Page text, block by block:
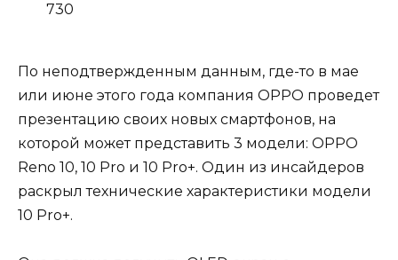
730
По неподтвержденным данным, где-то в мае
или июне этого года компания OPPO проведет
презентацию своих новых смартфонов, на
которой может представить 3 модели: OPPO
Reno 10, 10 Pro и 10 Pro+. Один из инсайдеров
раскрыл технические характеристики модели
10 Pro+.